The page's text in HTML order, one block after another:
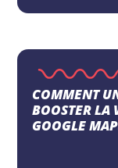
COMMENT
BOOSTER LA
GOOGLE